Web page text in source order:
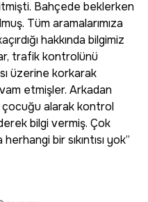
Bahçede beklerken
Tüm aramalarımıza
hakkında bilgimiz
trafik kontrolünü
üzerine korkarak
etmişler. Arkadan
alarak kontrol
bilgi vermiş. Çok
bir sıkıntısı yok”